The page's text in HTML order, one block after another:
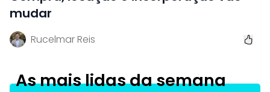
mudar
Rucelmar Reis
As mais lidas da semana